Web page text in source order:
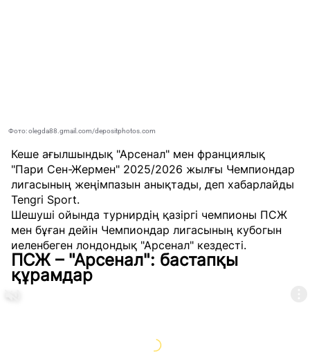
Фото: olegda88.gmail.com/depositphotos.com
Кеше ағылшындық "Арсенал" мен франциялық
"Пари Сен-Жермен" 2025/2026 жылғы Чемпиондар
лигасының жеңімпазын анықтады, деп хабарлайды
Tengri Sport.
Шешуші ойында турнирдің қазіргі чемпионы ПСЖ
мен бұған дейін Чемпиондар лигасының кубогын
иеленбеген лондондық "Арсенал" кездесті.
ПСЖ – "Арсенал": бастапқы
құрамдар